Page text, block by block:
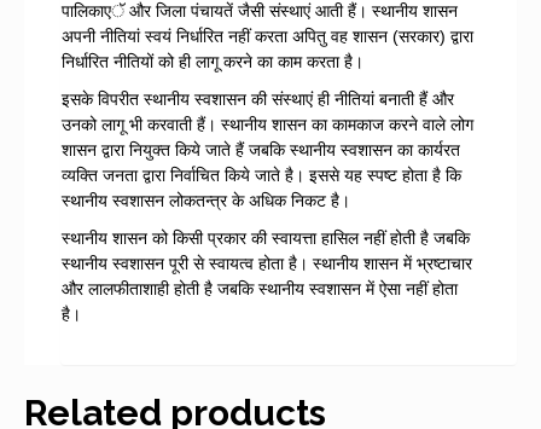
पालिकाएॅ और जिला पंचायतें जैसी संस्थाएं आती हैं। स्थानीय शासन
अपनी नीतियां स्वयं निर्धारित नहीं करता अपितु वह शासन (सरकार) द्वारा
निर्धारित नीतियों को ही लागू करने का काम करता है।
इसके विपरीत स्थानीय स्वशासन की संस्थाएं ही नीतियां बनाती हैं और
उनको लागू भी करवाती हैं। स्थानीय शासन का कामकाज करने वाले लोग
शासन द्वारा नियुक्त किये जाते हैं जबकि स्थानीय स्वशासन का कार्यरत
व्यक्ति जनता द्वारा निर्वाचित किये जाते है। इससे यह स्पष्ट होता है कि
स्थानीय स्वशासन लोकतन्त्र के अधिक निकट है।
स्थानीय शासन को किसी प्रकार की स्वायत्ता हासिल नहीं होती है जबकि
स्थानीय स्वशासन पूरी से स्वायत्व होता है। स्थानीय शासन में भ्रष्टाचार
और लालफीताशाही होती है जबकि स्थानीय स्वशासन में ऐसा नहीं होता
है।
Related products
DOWNLOAD